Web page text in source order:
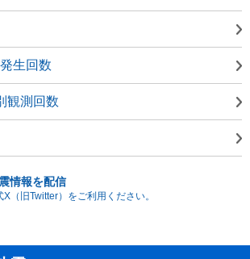
生回数
観測回数
情報を配信
（旧Twitter）をご利用ください。